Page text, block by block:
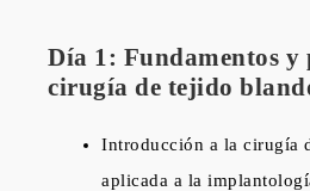
Día 1: Fundamentos y
cirugía de tejido
Introducción a la cirugía
aplicada a la